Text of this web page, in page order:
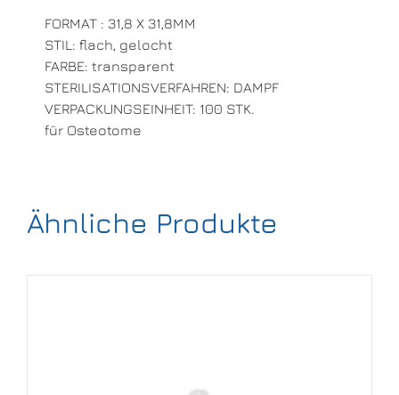
FORMAT : 31,8 X 31,8MM
STIL: flach, gelocht
FARBE: transparent
STERILISATIONSVERFAHREN: DAMPF
VERPACKUNGSEINHEIT: 100 STK.
für Osteotome
Ähnliche Produkte